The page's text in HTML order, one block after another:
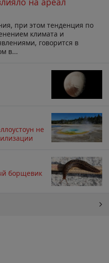
при этом тенденция по
климата и
говорится в
в...
не
борщевик